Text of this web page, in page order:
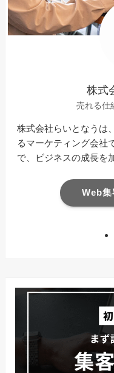
株式
売れる仕
株式会社らいとなうは
るマーケティング会社
で、ビジネスの成長を
Web集